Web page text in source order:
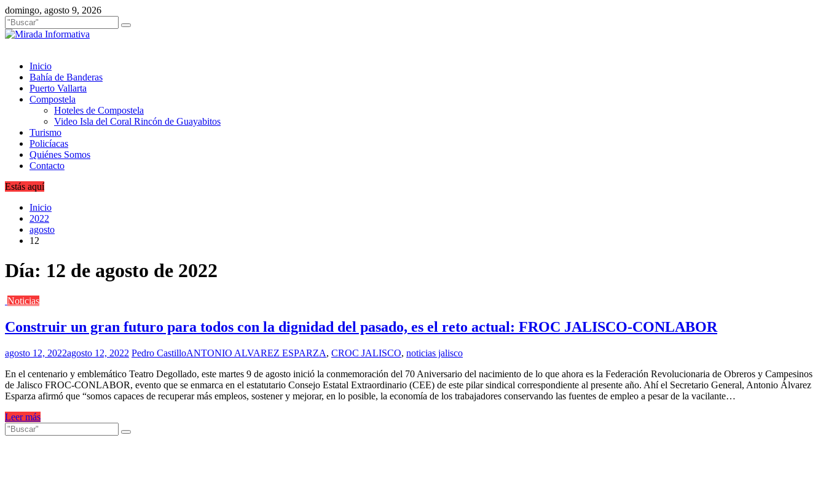
Saltar
al
contenido
domingo, agosto 9, 2026
Inicio
Bahía de Banderas
Puerto Vallarta
Compostela
Hoteles de Compostela
Video Isla del Coral Rincón de Guayabitos
Turismo
Policíacas
Quiénes Somos
Contacto
Estás aquí
Inicio
2022
agosto
12
Día: 12 de agosto de 2022
Noticias
Construir un gran futuro para todos con la dignidad del pasado, es el reto actual: FROC JALISCO-CONLABOR
agosto 12, 2022agosto 12, 2022 Pedro CastilloANTONIO ALVAREZ ESPARZA, CROC JALISCO, noticias jalisco
En el centenario y emblemático Teatro Degollado, este martes 9 de agosto inició la conmemoración del 70 Aniversario del nacimiento de lo que ahora es la Federación Revolucionaria de Obreros y Campesinos
de Jalisco FROC-CONLABOR, evento que se enmarca en el estatutario Consejo Estatal Extraordinario (CEE) de este pilar sindical correspondiente al presente año. Ahí el Secretario General, Antonio Álvarez
Esparza afirmó que “somos capaces de recuperar más empleos, sostener y mejorar, en lo posible, la economía de los trabajadores conservando las fuentes de empleo a pesar de la vacilante…
Leer más